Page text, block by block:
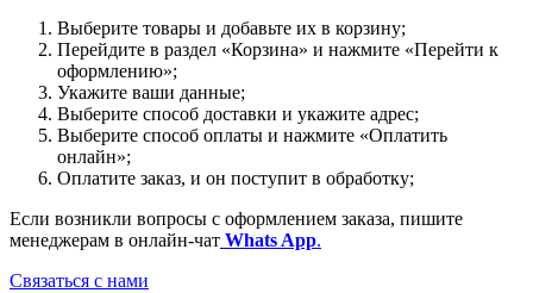
Выберите товары и добавьте их в корзину;
Перейдите в раздел «Корзина» и нажмите «Перейти к
оформлению»;
Укажите ваши данные;
Выберите способ доставки и укажите адрес;
Выберите способ оплаты и нажмите «Оплатить
онлайн»;
Оплатите заказ, и он поступит в обработку;
Если возникли вопросы с оформлением заказа, пишите
менеджерам в онлайн-чат Whats App.
Связаться с нами